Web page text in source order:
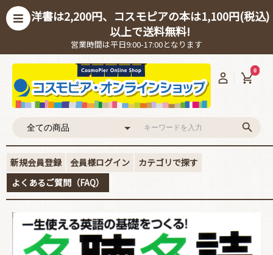
洋書は2,200円、コスモピアの本は1,100円(税込)
以上で送料無料!
営業時間は平日9:00-17:00となります
0
新規会員登録 会員様ログイン
カテゴリで探す
よくあるご質問（FAQ）